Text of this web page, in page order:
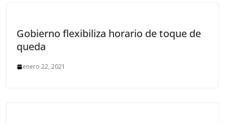
Gobierno flexibiliza horario de toque de
queda
enero 22, 2021